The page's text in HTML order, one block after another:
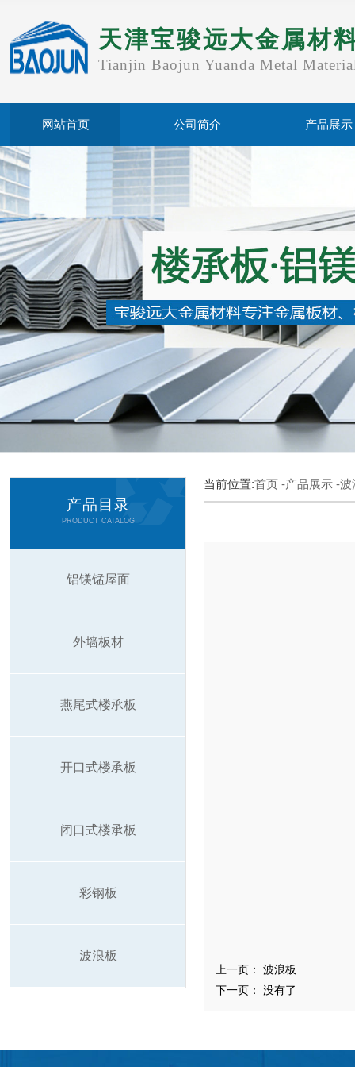
天津宝骏远大金属材
Tianjin Baojun Yuanda Metal
网站首页 公司简介 产品展示
产品目录
PRODUCT CATALOG
铝镁锰屋面
外墙板材
燕尾式楼承板
开口式楼承板
闭口式楼承板
彩钢板
波浪板
当前位置:首页 -产品展示 -波
上一页：波浪板
下一页： 没有了